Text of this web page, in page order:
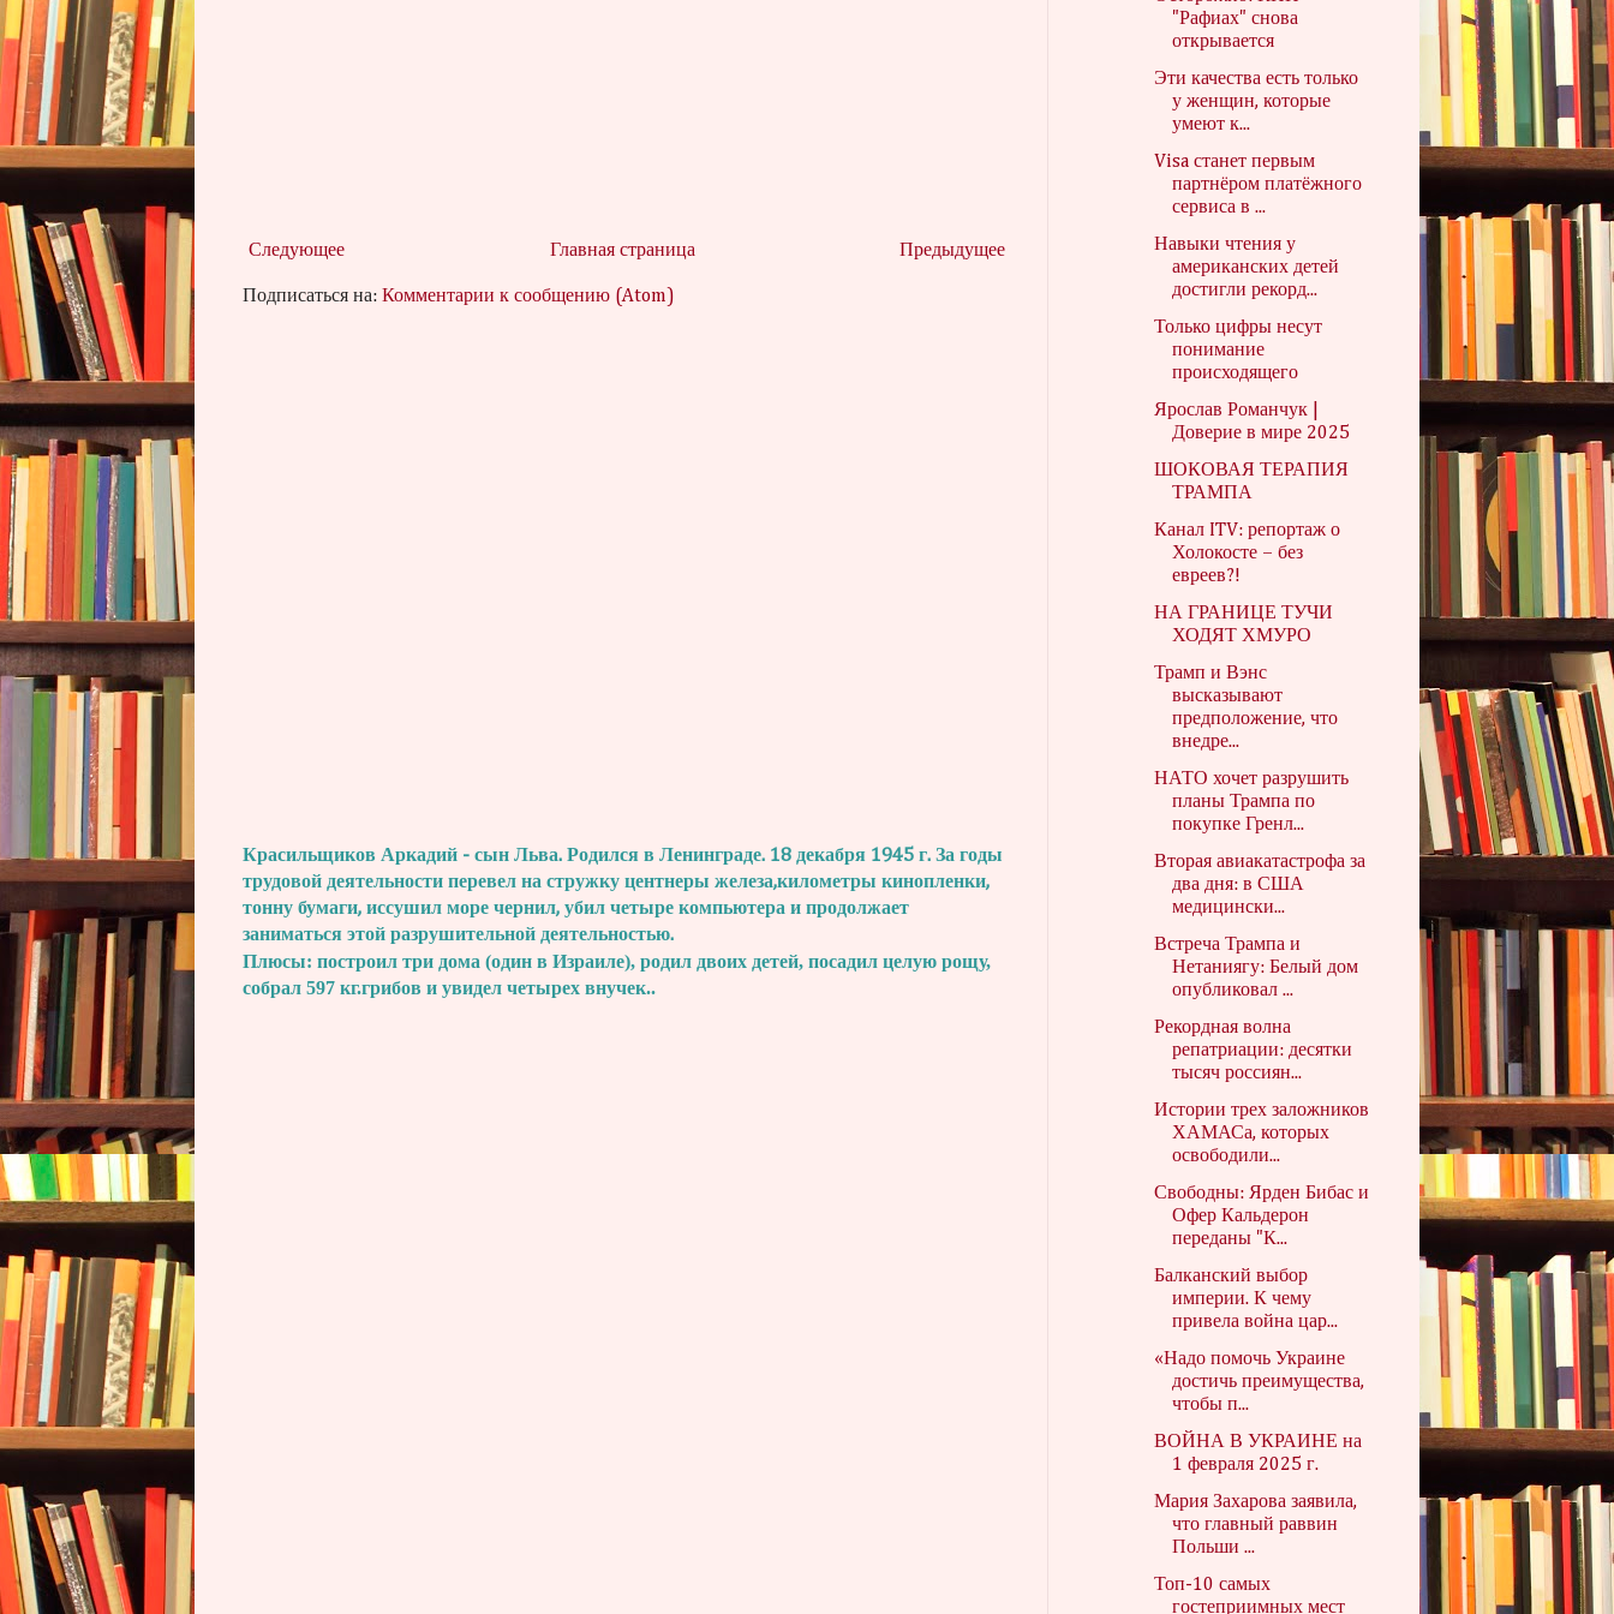
Следующее Предыдущее
Главная страница
Подписаться на: Комментарии к сообщению (Atom)
Красильщиков Аркадий - сын Льва. Родился в Ленинграде. 18 декабря 1945 г. За годы
трудовой деятельности перевел на стружку центнеры железа,километры кинопленки,
тонну бумаги, иссушил море чернил, убил четыре компьютера и продолжает
заниматься этой разрушительной деятельностью.
Плюсы: построил три дома (один в Израиле), родил двоих детей, посадил целую рощу,
собрал 597 кг.грибов и увидел четырех внучек..
"Рафиах" снова
открывается
Эти качества есть только
у женщин, которые
умеют к...
Visa станет первым
партнёром платёжного
сервиса в ...
Навыки чтения у
американских детей
достигли рекорд...
Только цифры несут
понимание
происходящего
Ярослав Романчук |
Доверие в мире 2025
ШОКОВАЯ ТЕРАПИЯ
ТРАМПА
Канал ITV: репортаж о
Холокосте – без
евреев?!
НА ГРАНИЦЕ ТУЧИ
ХОДЯТ ХМУРО
Трамп и Вэнс
высказывают
предположение, что
внедре...
НАТО хочет разрушить
планы Трампа по
покупке Гренл...
Вторая авиакатастрофа за
два дня: в США
медицински...
Встреча Трампа и
Нетаниягу: Белый дом
опубликовал ...
Рекордная волна
репатриации: десятки
тысяч россиян...
Истории трех заложников
ХАМАСа, которых
освободили...
Свободны: Ярден Бибас и
Офер Кальдерон
переданы "К...
Балканский выбор
империи. К чему
привела война цар...
«Надо помочь Украине
достичь преимущества,
чтобы п...
ВОЙНА В УКРАИНЕ на
1 февраля 2025 г.
Мария Захарова заявила,
что главный раввин
Польши ...
Топ-10 самых
гостеприимных мест